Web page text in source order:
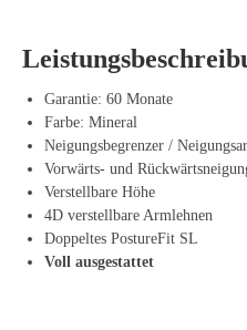
Unterstützung. Der Sitz und die
weniger unter Spannung in
diese Weise können Sie mühelos
dass Ihre Haltung darunter leidet.
Dieser Bürostuhl wird zudem aus
die für eine robuste Konstruktion
Offeco bietet ihn als
er sorgfältig geprüft, gründlich
Garantie: 60 Monate
Farbe: Mineral
Neigungsbegrenzer /
Vorwärts- und
Verstellbare Höhe
4D verstellbare Armlehnen
Doppeltes PostureFit SL
Voll ausgestattet